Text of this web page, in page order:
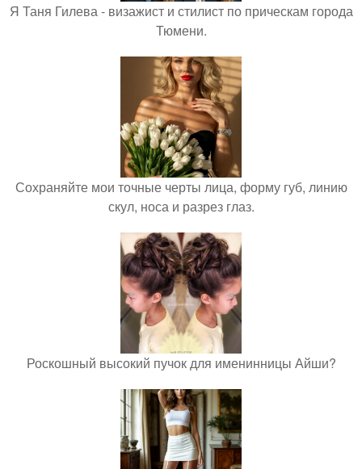
Я Таня Гилева - визажист и стилист по прическам города
Тюмени.
Сохраняйте мои точные черты лица, форму губ, линию
скул, носа и разрез глаз.
Роскошный высокий пучок для именинницы Айши?